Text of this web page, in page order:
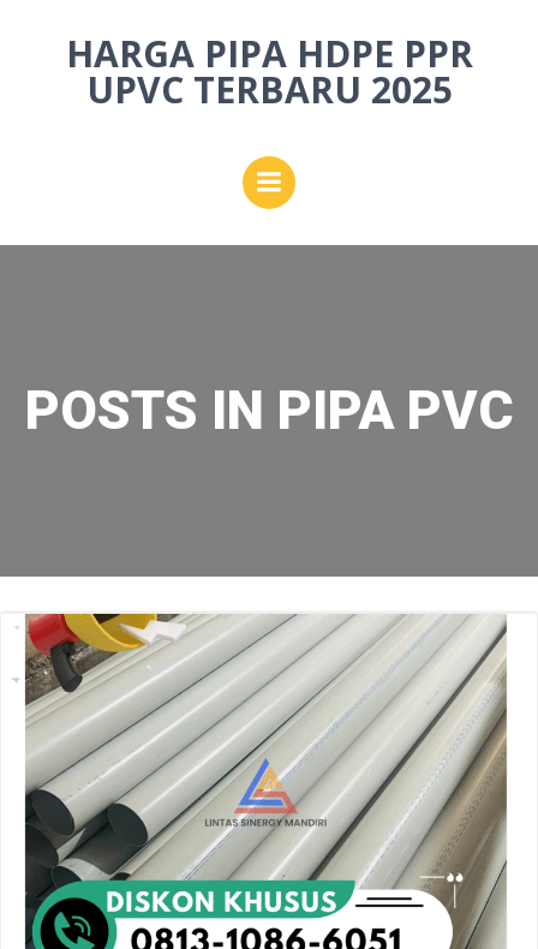
to
content
HARGA PIPA HDPE PPR
UPVC TERBARU 2025
POSTS IN PIPA PVC